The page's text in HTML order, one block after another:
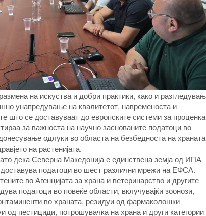
на искуства и добри практики, како и
унапредување на квалитетот, навременоста и
што се доставуваат до европските системи за проценка
за важноста на научно заснованите податоци во
одлуки во областа на безбедноста на
на растенијата.
дека Северна Македонија е единствена земја од ИПА
доставува податоци во шест различни мрежи на ЕФСА.
во Агенцијата за храна и ветеринарство и другите
податоци во повеќе области, вклучувајќи зоонози,
во храната, резидуи од фармаколошки
од пестициди, потрошувачка на храна и други категории